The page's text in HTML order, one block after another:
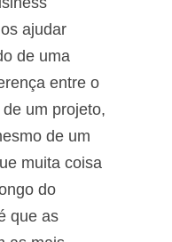
ajudar
de uma
entre o
um projeto,
de um
muita coisa
do
que as